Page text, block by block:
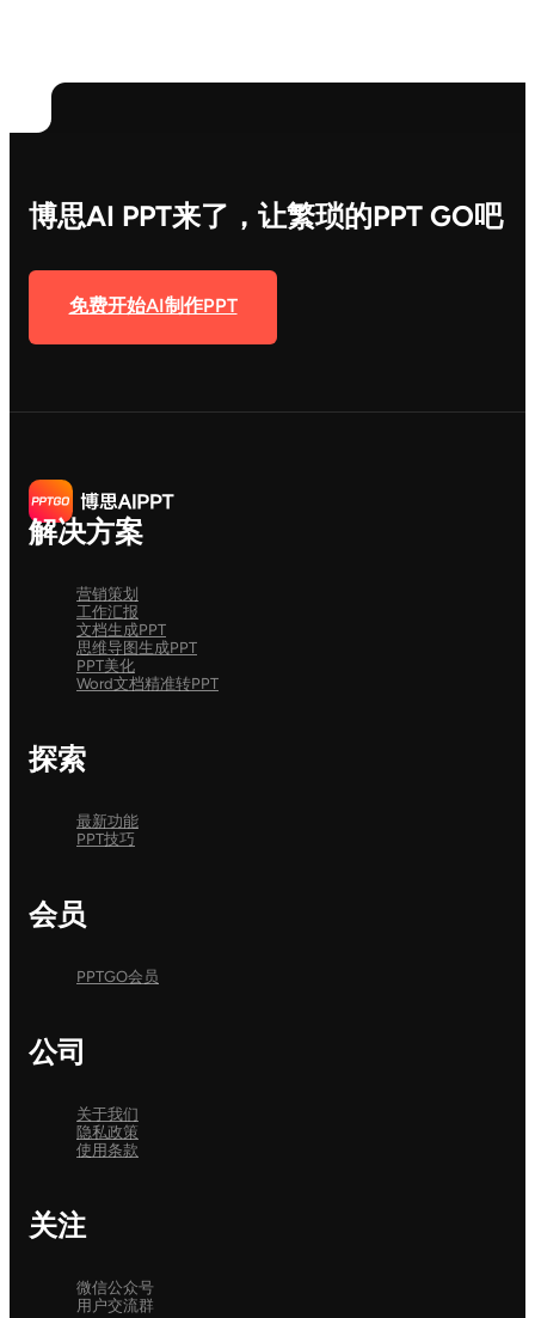
博思AI PPT来了，让繁琐的PPT GO吧
免费开始AI制作PPT
解决方案
营销策划
工作汇报
文档生成PPT
思维导图生成PPT
PPT美化
Word文档精准转PPT
探索
最新功能
PPT技巧
会员
PPTGO会员
公司
关于我们
隐私政策
使用条款
关注
微信公众号
用户交流群